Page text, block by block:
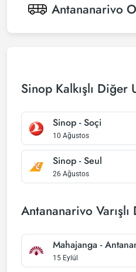
Antananarivo
Sinop Kalkışlı Diğer
Sinop - Soçi
10 Ağustos
Sinop - Seul
26 Ağustos
Antananarivo
Mahajanga -
15 Eylül